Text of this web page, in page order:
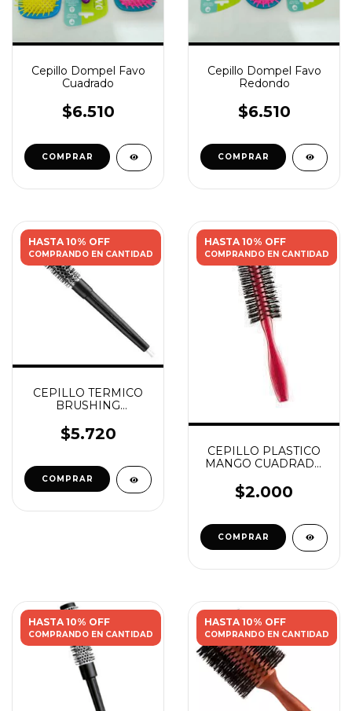
Cepillo Dompel Favo
Cuadrado
$6.510
Cepillo Dompel Favo
Redondo
$6.510
HASTA 10% OFF
COMPRANDO EN CANTIDAD
CEPILLO TERMICO
BRUSHING
EUROSTIL 18 MM
$5.720
HASTA 10% OFF
COMPRANDO EN CANTIDAD
CEPILLO PLASTICO
MANGO CUADRADO
$2.000
HASTA 10% OFF
COMPRANDO EN CANTIDAD
HASTA 10% OFF
COMPRANDO EN CANTIDAD